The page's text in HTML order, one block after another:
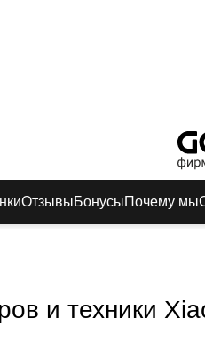
ОтзывыБонусыПочему мы
и техники